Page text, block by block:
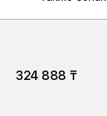
324 888 ₸